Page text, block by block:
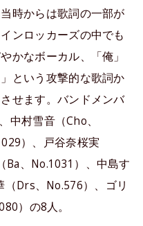
時からは歌詞の一部が
ンロッカーズの中でも
かなボーカル、「俺」
という攻撃的な歌詞か
せます。バンドメンバ
中村雪音（Cho、
）、戸谷奈桜実
Ba、No.1031）、中島す
Drs、No.576）、ゴリ
）の8人。